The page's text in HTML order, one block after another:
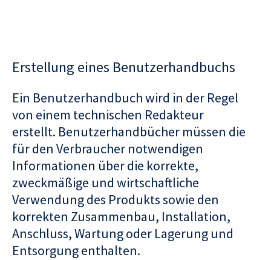
Erstellung eines Benutzerhandbuchs
Ein Benutzerhandbuch wird in der Regel
von einem technischen Redakteur
erstellt. Benutzerhandbücher müssen die
für den Verbraucher notwendigen
Informationen über die korrekte,
zweckmäßige und wirtschaftliche
Verwendung des Produkts sowie den
korrekten Zusammenbau, Installation,
Anschluss, Wartung oder Lagerung und
Entsorgung enthalten.